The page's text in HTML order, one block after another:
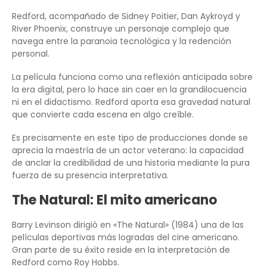
Redford, acompañado de Sidney Poitier, Dan Aykroyd y
River Phoenix, construye un personaje complejo que
navega entre la paranoia tecnológica y la redención
personal.
La película funciona como una reflexión anticipada sobre
la era digital, pero lo hace sin caer en la grandilocuencia
ni en el didactismo. Redford aporta esa gravedad natural
que convierte cada escena en algo creíble.
Es precisamente en este tipo de producciones donde se
aprecia la maestría de un actor veterano: la capacidad
de anclar la credibilidad de una historia mediante la pura
fuerza de su presencia interpretativa.
The Natural: El mito americano
Barry Levinson dirigió en «The Natural» (1984) una de las
películas deportivas más logradas del cine americano.
Gran parte de su éxito reside en la interpretación de
Redford como Roy Hobbs.